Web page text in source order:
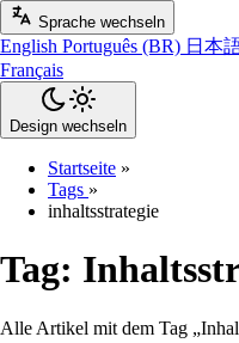
Sprache wechseln
English Português (BR) 日本
Français
Design wechseln
Startseite »
Tags »
inhaltsstrategie
Tag:
Alle Artikel mit dem Tag